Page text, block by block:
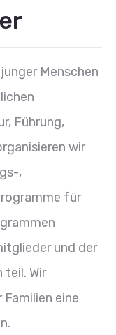
Menschen
Führung,
wir
,
für
und der
teil. Wir
eine